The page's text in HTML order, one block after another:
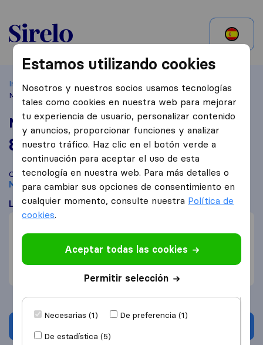
Argentina
Inicio Buscar empresas mudanzas
Mendoza
MoversPlan
MoversPlan
8.5 basado en11
reseñas de Sirelo y Google
i
Compara MoversPlan con otrasempresas de mudanzas
Mendoza
Lo que dicen los clientes
Servicial (2)
Estamos utilizando cookies
Nosotros y nuestros socios usamos tecnologías
tales como cookies en nuestra web para mejorar
tu experiencia de usuario, personalizar contenido
y anuncios, proporcionar funciones y analizar
nuestro tráfico. Haz clic en el botón verde a
continuación para aceptar el uso de esta
tecnología en nuestra web. Para más detalles o
para cambiar sus opciones de consentimiento en
cualquier momento, consulte nuestra Política de
cookies.
Aceptar todas las cookies
Permitir selección
Necesarias (1)
De preferencia (1)
De estadística (5)